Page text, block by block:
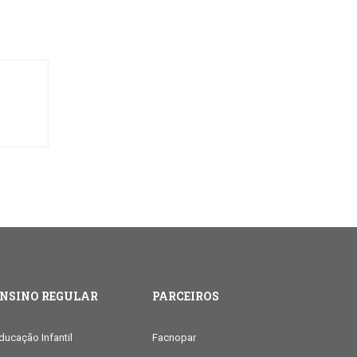
REGULAR
Infantil
PARCEIROS
Facnopar